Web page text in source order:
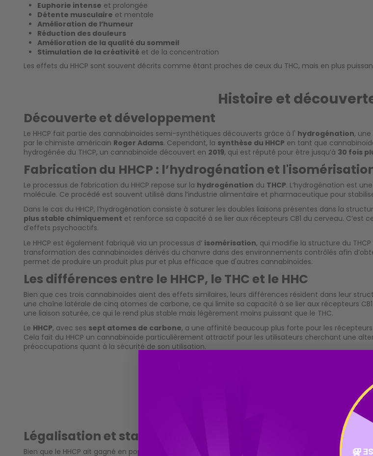
Euphorie intense et prolongée
Détente musculaire et mentale
Amélioration de l’humeur
Réduction des douleurs
Amélioration de la qualité du sommeil
Stimulation de la créativitéet de la concentration
Les effets du HHCP sont souvent décrits comme étant proches de ceux du THC, mais en plus
Histoire et
Découverte et développement
Le HHCP fait partie des cannabinoïdes semi-synthétiques découverts grâce à l' hydrogénation,
par le chimiste américain Roger Adams. Cependant, la synthèse du HHCP en tant que
hydrogénée du THCP, un cannabinoïde découvert en 2019, qui est réputé pour être jusqu’à 30 fois
Fabrication du HHCP : l’hydrogénation et
Le processus de fabrication du HHCP repose sur la hydrogénation du THCP. L’hydrogénation est
molécule. Ce procédé est souvent utilisé dans l’industrie alimentaire et pharmaceutique pour
Dans le cas du HHCP, l’hydrogénation consiste à saturer les doubles liaisons présentes dans la
plus stable chimiquement et renforce sa capacité à se lier aux récepteurs CB1 du cerveau. C’est
d’effets psychoactifs.
Le HHCP est également fabriqué via un processus d’ isomérisation, qui modifie la structure du
transformation des cannabinoïdes dérivés du chanvre dans des environnements contrôlés afin
permet de produire un produit plus pur et plus efficace que d'autres cannabinoïdes.
Les différences entre le HHCP, le THC et le HHC
Bien que ces trois cannabinoïdes aient des effets similaires, leurs différences résident dans leur
une chaîne latérale de cinq atomes de carbone, ce qui limite sa capacité à se lier aux récepteurs
une liaison saturée, ce qui le rend plus stable mais légèrement moins puissant que le THC.
Le HHCP, avec ses sept atomes de carbone, a une affinité beaucoup plus forte pour les
Cela fait du HHCP un cannabinoïde particulièrement attractif pour les utilisateurs cherchant une
préoccupations quant à la sécurité de son utilisation.
DÉCOUVREZ NOS PUFF CBD
Pourquoi le HHCP a-t-il
Légalisation et statut juridique
Bien que le HHCP ait gagné en popularité aux États-Unis et dans certaines régions du monde, son